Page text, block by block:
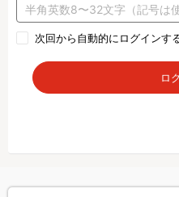
次回から自動的にログインす
ロ